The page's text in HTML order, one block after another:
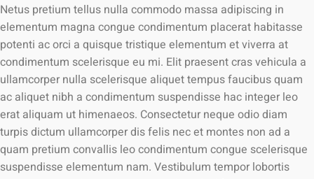
Netus pretium tellus nulla commodo massa adipiscing in
elementum magna congue condimentum placerat habitasse
potenti ac orci a quisque tristique elementum et viverra at
condimentum scelerisque eu mi. Elit praesent cras vehicula a
ullamcorper nulla scelerisque aliquet tempus faucibus quam
ac aliquet nibh a condimentum suspendisse hac integer leo
erat aliquam ut himenaeos. Consectetur neque odio diam
turpis dictum ullamcorper dis felis nec et montes non ad a
quam pretium convallis leo condimentum congue scelerisque
suspendisse elementum nam. Vestibulum tempor lobortis